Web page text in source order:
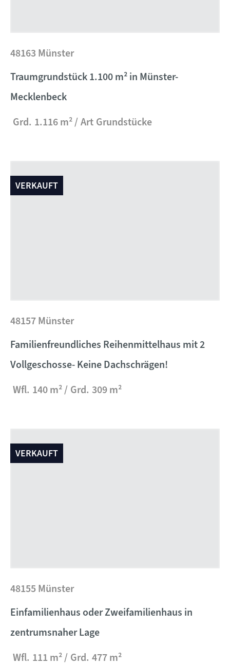
48163 Münster
Traumgrundstück 1.100 m² in Münster-
Mecklenbeck
Grd. 1.116 m² Art Grundstücke
VERKAUFT
48157 Münster
Familienfreundliches Reihenmittelhaus mit 2
Vollgeschosse- Keine Dachschrägen!
Wfl. 140 m² Grd. 309 m²
VERKAUFT
48155 Münster
Einfamilienhaus oder Zweifamilienhaus in
zentrumsnaher Lage
Wfl. 111 m² Grd. 477 m²